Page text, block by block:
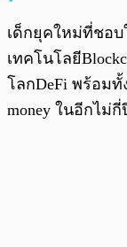
เด็กยุคใหม่ที่ชอบ
เทคโนโลยี
โลกDeFi พร้อมทั้
money ในอีกไม่